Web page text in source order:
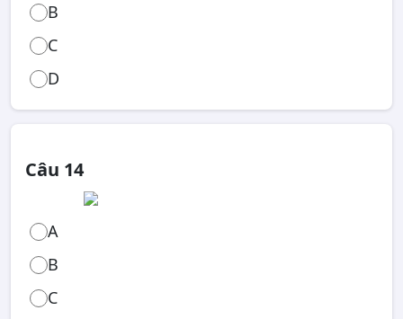
B
C
D
Câu 14
A
B
C